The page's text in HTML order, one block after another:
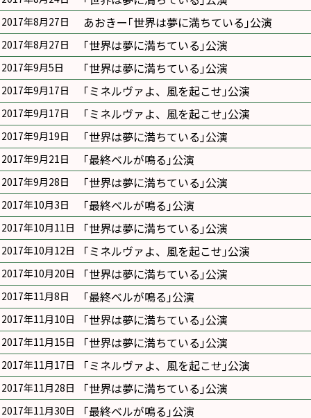
2017年8月27日 あおきー｢世界は夢に満ちている｣公演
2017年8月27日 ｢世界は夢に満ちている｣公演
2017年9月5日 ｢世界は夢に満ちている｣公演
2017年9月17日 ｢ミネルヴァよ、風を起こせ｣公演
2017年9月17日 ｢ミネルヴァよ、風を起こせ｣公演
2017年9月19日 ｢世界は夢に満ちている｣公演
2017年9月21日 ｢最終ベルが鳴る｣公演
2017年9月28日 ｢世界は夢に満ちている｣公演
2017年10月3日 ｢最終ベルが鳴る｣公演
2017年10月11日 ｢世界は夢に満ちている｣公演
2017年10月12日 ｢ミネルヴァよ、風を起こせ｣公演
2017年10月20日 ｢世界は夢に満ちている｣公演
2017年11月8日 ｢最終ベルが鳴る｣公演
2017年11月10日 ｢世界は夢に満ちている｣公演
2017年11月15日 ｢世界は夢に満ちている｣公演
2017年11月17日 ｢ミネルヴァよ、風を起こせ｣公演
2017年11月28日 ｢世界は夢に満ちている｣公演
2017年11月30日 ｢最終ベルが鳴る｣公演